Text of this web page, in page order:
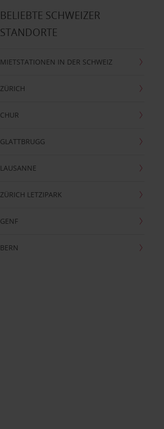
BELIEBTE SCHWEIZER
STANDORTE
MIETSTATIONEN IN DER SCHWEIZ
ZÜRICH
CHUR
GLATTBRUGG
LAUSANNE
ZÜRICH LETZIPARK
GENF
BERN